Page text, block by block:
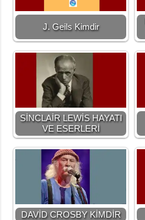
J. Geils Kimdir
SİNCLAİR LEWİS HAYATI
VE ESERLERİ
DAVİD CROSBY KİMDİR